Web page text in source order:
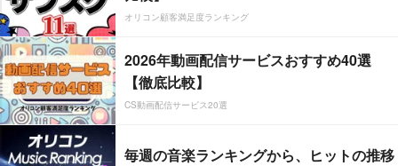
オリコン顧客満足度ランキング
2026年動画配信サービスおすすめ40選
【徹底比較】
CS動画配信サービス20選
毎週の音楽ランキングから、ヒットの推移